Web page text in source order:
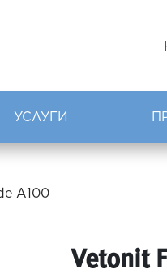
УСЛУГИ
А100
Vetonit